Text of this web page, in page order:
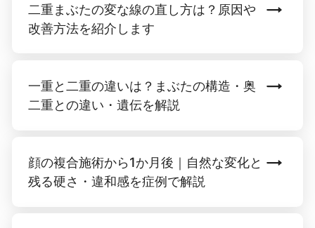
二重まぶたの変な線の直し方は？原因や
改善方法を紹介します
一重と二重の違いは？まぶたの構造・奥
二重との違い・遺伝を解説
顔の複合施術から1か月後｜自然な変化と
残る硬さ・違和感を症例で解説